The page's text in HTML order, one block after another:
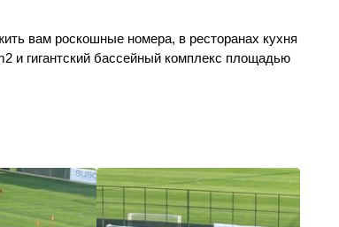
вам роскошные номера, в ресторанах кухня
и гигантский бассейный комплекс площадью